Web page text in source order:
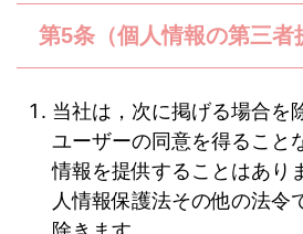
第5条（個人情報の第三者
当社は，次に掲げる場合を
ユーザーの同意を得ること
情報を提供することはあり
人情報保護法その他の法令